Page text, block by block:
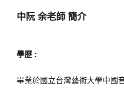
中阮 余老師簡介
學歷 :
畢業於國立台灣藝術大學中國